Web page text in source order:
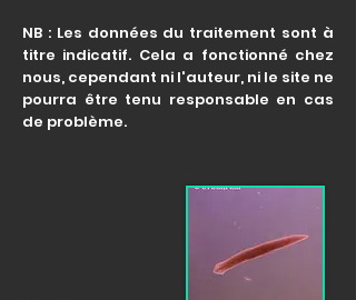
NB : Les données du traitement sont à
titre indicatif. Cela a fonctionné chez
nous, cependant ni l'auteur, ni le site ne
pourra être tenu responsable en cas
de problème.